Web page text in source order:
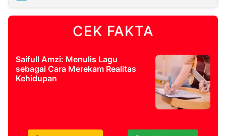
CEK FAKTA
Saifull Amzi: Menulis Lagu
sebagai Cara Merekam Realitas
Kehidupan